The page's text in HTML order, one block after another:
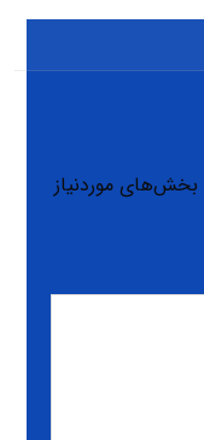
بخش‌های موردنیاز